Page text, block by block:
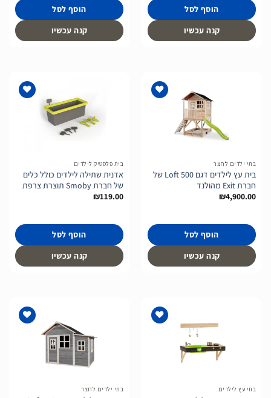
הוסף לסל
קנה עכשיו
הוסף לסל
קנה עכשיו
בתי ילדים לחצר
בית עץ לילדים דגם Loft 500 של
חברת Exit מהולנד
₪4,900.00
הוסף לסל
קנה עכשיו
בית פלסטיק לילדים
אדנית שתילה לילדים כולל כלים
של חברת Smoby תוצרת צרפת
₪119.00
הוסף לסל
קנה עכשיו
בתי עץ לילדים בתי ילדים לחצר